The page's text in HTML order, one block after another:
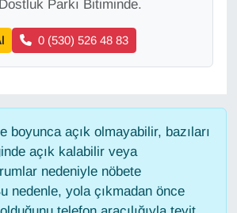
Parkı Bitiminde.
0 (530) 526 48 83
boyunca açık olmayabilir, bazıları
açık kalabilir veya
nedeniyle nöbete
nedenle, yola çıkmadan önce